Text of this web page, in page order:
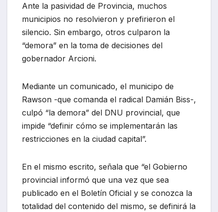
Ante la pasividad de Provincia, muchos
municipios no resolvieron y prefirieron el
silencio. Sin embargo, otros culparon la
“demora” en la toma de decisiones del
gobernador Arcioni.
Mediante un comunicado, el municipo de
Rawson -que comanda el radical Damián Biss-,
culpó “la demora” del DNU provincial, que
impide “definir cómo se implementarán las
restricciones en la ciudad capital”.
En el mismo escrito, señala que “el Gobierno
provincial informó que una vez que sea
publicado en el Boletín Oficial y se conozca la
totalidad del contenido del mismo, se definirá la